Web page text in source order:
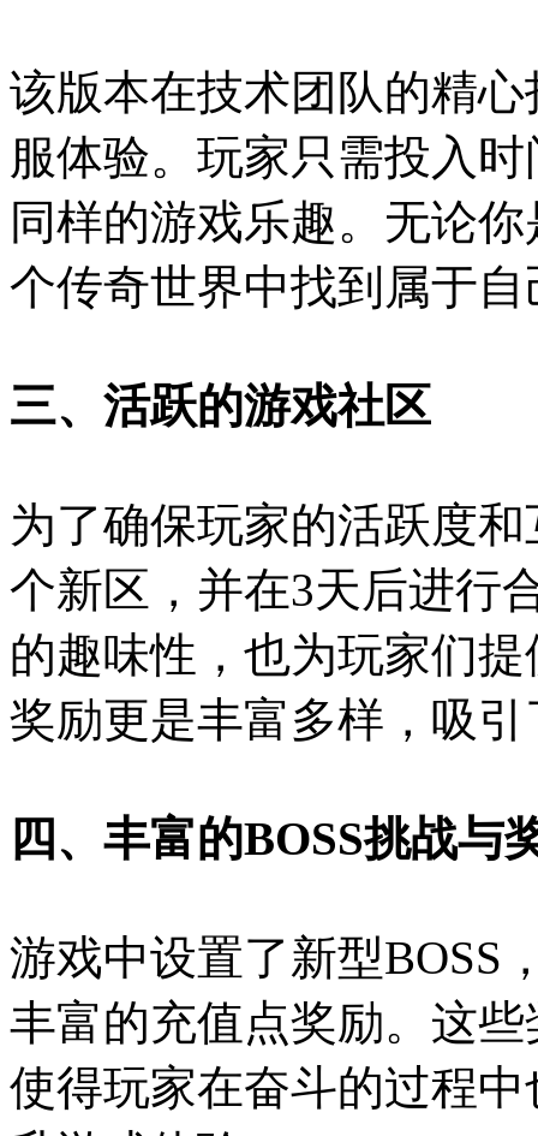
该版本在技术团队的精
服体验。玩家只需投入
同样的游戏乐趣。无论
个传奇世界中找到属于
三、活跃的游戏社区
为了确保玩家的活跃度
个新区，并在3天后进行
的趣味性，也为玩家们
奖励更是丰富多样，吸
四、丰富的BOSS挑战与
游戏中设置了新型BOSS
丰富的充值点奖励。这
使得玩家在奋斗的过程